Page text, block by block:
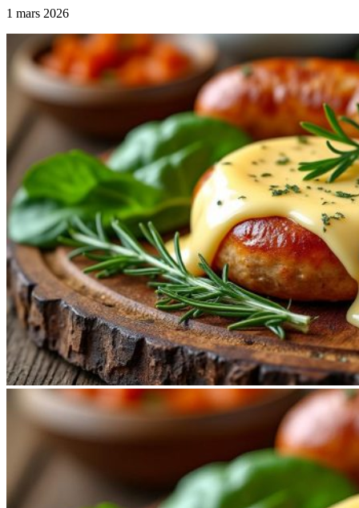
1 mars 2026